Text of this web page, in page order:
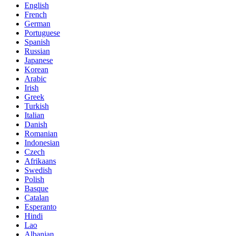
English
French
German
Portuguese
Spanish
Russian
Japanese
Korean
Arabic
Irish
Greek
Turkish
Italian
Danish
Romanian
Indonesian
Czech
Afrikaans
Swedish
Polish
Basque
Catalan
Esperanto
Hindi
Lao
Albanian